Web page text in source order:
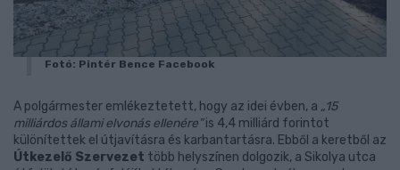
Fotó: Pintér Bence Facebook
A polgármester emlékeztetett, hogy az idei évben, a „15
milliárdos állami elvonás ellenére”is 4,4 milliárd forintot
különítettek el útjavításra és karbantartásra. Ebből a keretből az
Útkezelő Szervezet több helyszínen dolgozik, a Sikolya utca